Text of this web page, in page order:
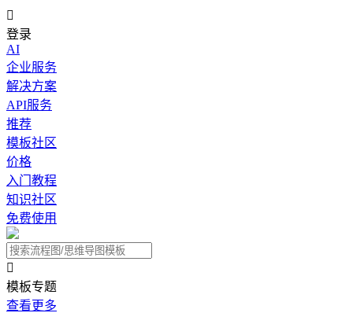

登录
AI
企业服务
解决方案
API服务
推荐
模板社区
价格
入门教程
知识社区
免费使用

模板专题
查看更多